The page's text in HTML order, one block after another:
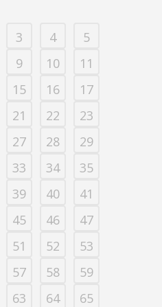
3 4
5
9 10
11
15 16
17
21 22
23
27 28
29
33 34
35
39 40
41
45 46
47
51 52
53
57 58
59
63 64 65